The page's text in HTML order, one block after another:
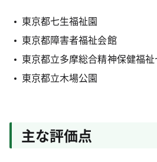
東京都七生福祉園
東京都障害者福祉会館
東京都立多摩総合精神保健福
東京都立木場公園
主な評価点